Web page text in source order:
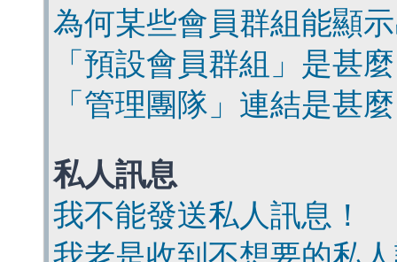
為何某些會員群組能顯
「預設會員群組」是甚
「管理團隊」連結是甚
私人訊息
我不能發送私人訊息！